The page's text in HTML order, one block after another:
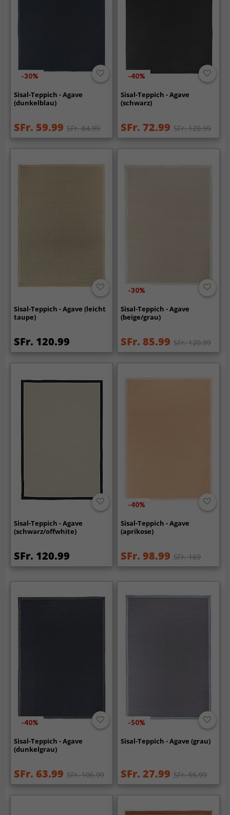
-30%
Sisal-Teppich - Agave
(dunkelblau)
SFr. 59.99 SFr. 84.99
-40%
Sisal-Teppich - Agave
(schwarz)
SFr. 72.99 SFr. 120.99
Sisal-Teppich - Agave (leicht
taupe)
SFr. 120.99
-30%
Sisal-Teppich - Agave
(beige/grau)
SFr. 85.99 SFr. 120.99
Sisal-Teppich - Agave
(schwarz/offwhite)
SFr. 120.99
-40%
Sisal-Teppich - Agave
(aprikose)
SFr. 98.99 SFr. 169
-40%
Sisal-Teppich - Agave
(dunkelgrau)
SFr. 63.99 SFr. 106.99
-50%
Sisal-Teppich - Agave (grau)
SFr. 27.99 SFr. 55.99